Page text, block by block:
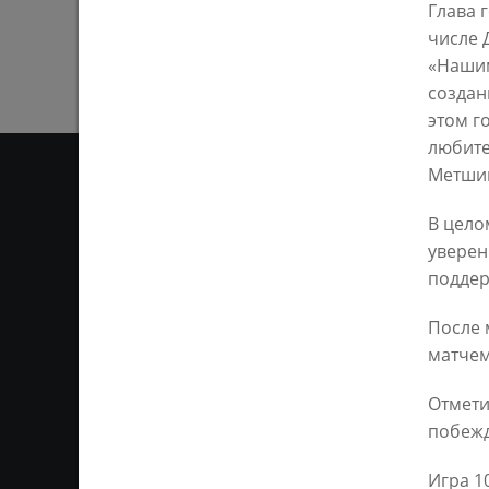
Глава
числе
этом
В
После
Игра
ЛИЧНОЕ
Казань KZN.RU». Все
сети Интернет или на
ретрансляции